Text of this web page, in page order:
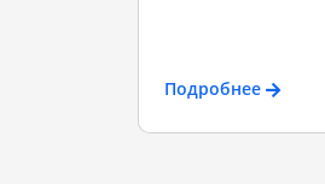
Подробнее